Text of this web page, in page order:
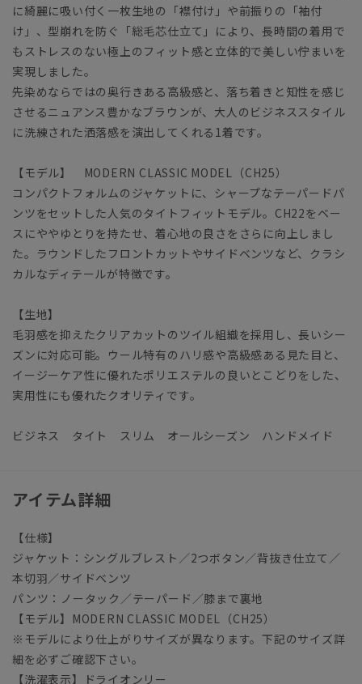
に綺麗に吸い付く一枚生地の「襟付け」や前振りの「袖付
け」、型崩れを防ぐ「総毛芯仕立て」により、長時間の着用で
もストレスのない極上のフィット感と立体的で美しい佇まいを
実現しました。
先染めならではの奥行きある高級感と、落ち着きと知性を感じ
させるニュアンス豊かなブラウンが、大人のビジネススタイル
に洗練された洒落感を演出してくれる1着です。
【モデル】 MODERN CLASSIC MODEL（CH25）
コンパクトフォルムのジャケットに、シャープなテーパードパ
ンツをセットした人気のタイトフィットモデル。CH22をベー
スにややゆとりを持たせ、着心地の良さをさらに向上しまし
た。ラウンドしたフロントカットやサイドベンツなど、クラシ
カルなディテールが特徴です。
【生地】
毛羽感を抑えたクリアカットのツイル組織を採用し、長いシー
ズンに対応可能。ウール特有のハリ感や高級感ある見た目と、
イージーケア性に優れたポリエステルの良いとこどりをした、
実用性にも優れたクオリティです。
ビジネス タイト スリム オールシーズン ハンドメイド
アイテム詳細
【仕様】
ジャケット：シングルブレスト／2つボタン／背抜き仕立て／
本切羽／サイドベンツ
パンツ：ノータック／テーパード／膝まで裏地
【モデル】MODERN CLASSIC MODEL（CH25）
※モデルにより仕上がりサイズが異なります。下記のサイズ詳
細を必ずご確認下さい。
【洗濯表示】ドライオンリー